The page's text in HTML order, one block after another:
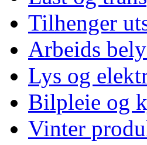
Tilhenger
Arbeids
Lys og
Bilpleie og
Vinter